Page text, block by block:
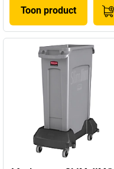
Toon product